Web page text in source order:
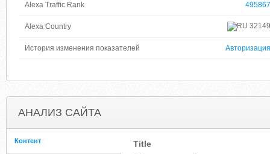
Alexa Traffic Rank 495867
Alexa Country 32149
История изменения показателей Авторизация
АНАЛИЗ САЙТА
Контент Title